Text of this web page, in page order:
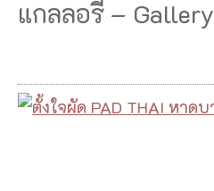
แกลลอรี่ – Gallery